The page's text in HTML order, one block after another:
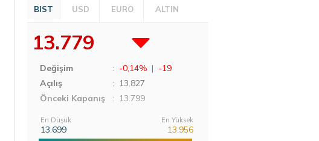
BIST USD EURO ALTIN
13.779
Değişim : -0,14% | -19
Açılış
: 13.827
Önceki Kapanış
: 13.799
En Düşük
13.699
En Yüksek
13.956